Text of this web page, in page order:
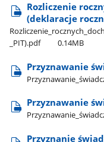
Rozliczenie
(deklaracje
_PIT).pdf
0.14MB
Przyznawanie
Przyznawanie
Przyznanie